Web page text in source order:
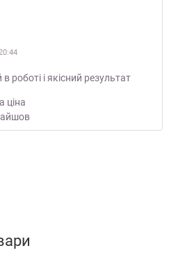
роботі і якісний результат
ціна